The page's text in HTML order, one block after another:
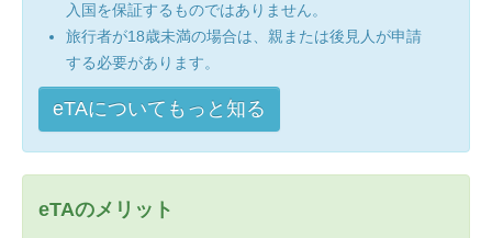
入国を保証するものではありません。
旅行者が18歳未満の場合は、親または後見人が申請
する必要があります。
eTAについてもっと知る
eTAのメリット